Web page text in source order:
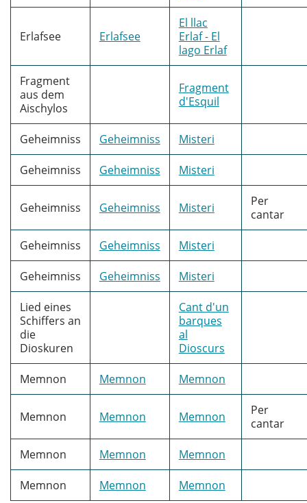
Erlafsee Erlafsee
El llac
Erlaf - El
lago Erlaf
Fragment
aus dem
Aischylos
Fragment
d'Esquil
Geheimniss Geheimniss Misteri
Geheimniss Geheimniss Misteri
Geheimniss Geheimniss Misteri
Per
cantar
Geheimniss Geheimniss Misteri
Geheimniss Geheimniss Misteri
Lied eines
Schiffers an
die
Dioskuren
Cant d'un
barques
al
Dioscurs
Memnon Memnon Memnon
Memnon Memnon Memnon
Per
cantar
Memnon Memnon Memnon
Memnon Memnon Memnon